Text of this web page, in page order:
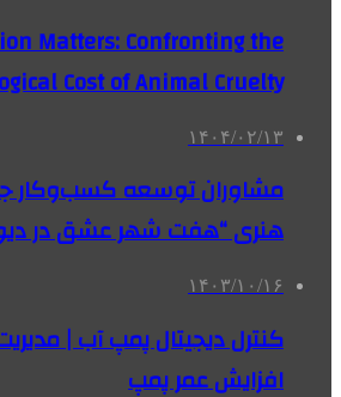
Matters: Confronting the
Cost of Animal Cruelty
۱۴۰۴/۰۲/۱۳
مشاوران توسعه کسب‌وکار
هنری “هفت شهر عشق در
۱۴۰۳/۱۰/۱۶
کنترل دیجیتال پمپ آب |
افزایش عمر پمپ